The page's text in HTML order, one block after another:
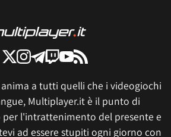
a tutti quelli che i videogiochi
Multiplayer.it è il punto di
l'intrattenimento del presente e
ad essere stupiti ogni giorno con